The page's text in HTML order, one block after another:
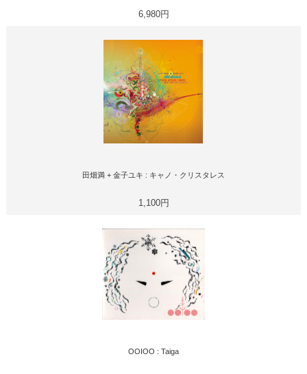
6,980円
田畑満 + 金子ユキ : キャノ・クリスタレス
1,100円
OOIOO : Taiga